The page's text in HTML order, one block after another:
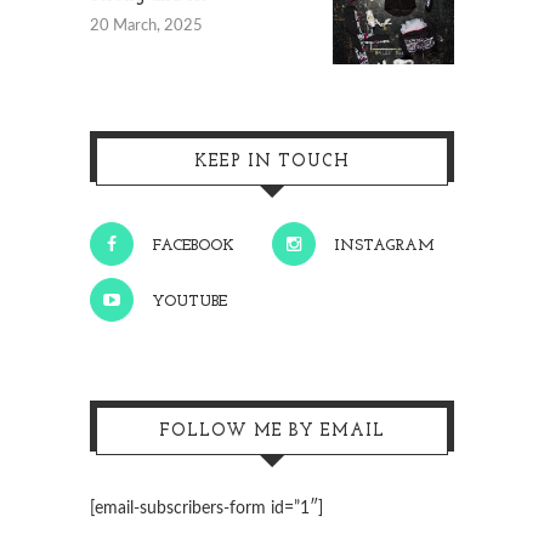
20 March, 2025
KEEP IN TOUCH
FACEBOOK INSTAGRAM
YOUTUBE
FOLLOW ME BY EMAIL
[email-subscribers-form id=”1″]